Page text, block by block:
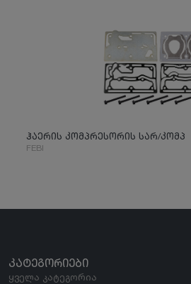
ჰაერის კომპრესორის სარ/კომპ
FEBI
ᲙᲐᲢᲔᲒᲝᲠᲘᲔᲑᲘ
ყველა კატეგორია